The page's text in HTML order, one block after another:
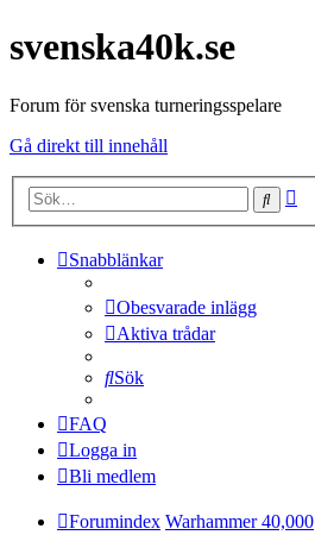
svenska40k.se
Forum för svenska turneringsspelare
Gå direkt till innehåll
Sök
Snabblänkar
Obesvarade inlägg
Aktiva trådar
Sök
FAQ
Logga in
Bli medlem
Forumindex Warhammer 40,000